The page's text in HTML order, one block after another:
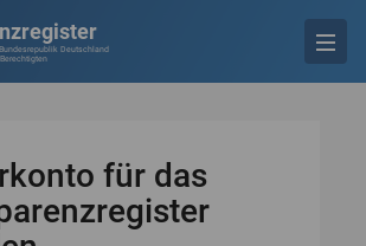
Deutschland
für das